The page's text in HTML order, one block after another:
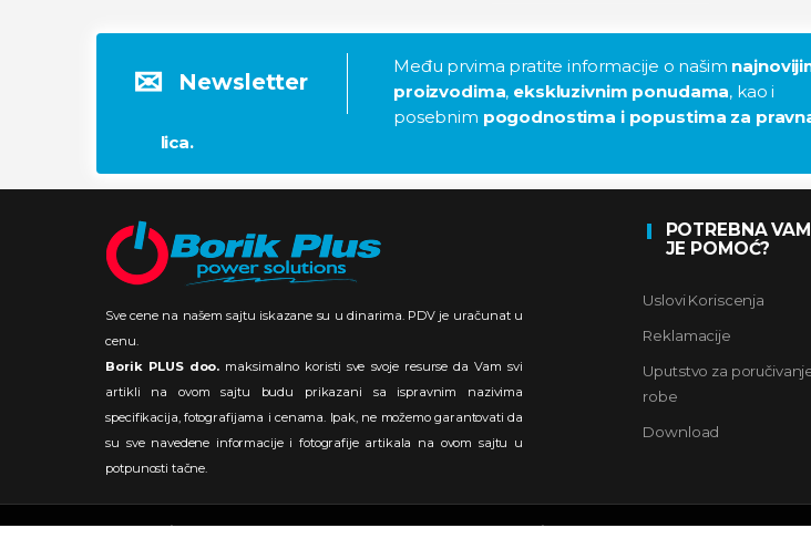
Newsletter
Među prvima pratite informacije o našim
proizvodima, ekskluzivnim ponudama, kao i
posebnim pogodnostima i popustima za
lica.
Sve cene na našem sajtu iskazane su u dinarima. PDV je uračunat u
cenu.
Borik PLUS doo. maksimalno koristi sve svoje resurse da Vam svi
artikli na ovom sajtu budu prikazani sa ispravnim nazivima
specifikacija, fotografijama i cenama. Ipak, ne možemo garantovati da
su sve navedene informacije i fotografije artikala na ovom sajtu u
potpunosti tačne.
POTREBNA VAM
JE POMOĆ?
Uslovi Koriscenja
Reklamacije
Uputstvo za
robe
Download